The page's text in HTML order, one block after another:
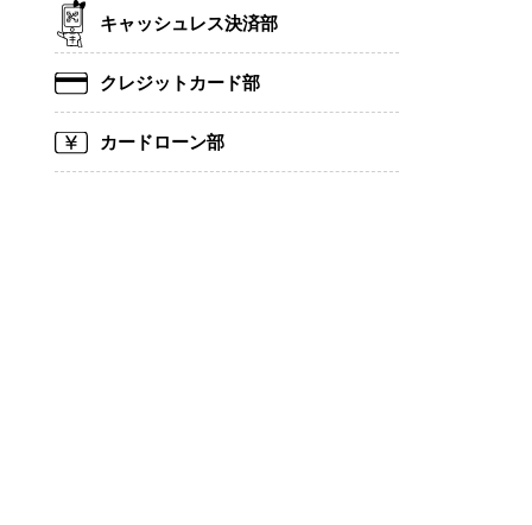
キャッシュレス決済部
クレジットカード部
カードローン部